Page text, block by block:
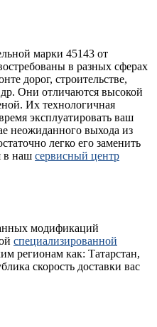
марки 45143 от
в разных сферах
дорог, строительстве,
Они отличаются высокой
Их технологичная
эксплуатировать ваш
неожиданного выхода из
легко его заменить
в наш сервисный центр
модификаций
специализированной
регионам как: Татарстан,
скорость доставки вас